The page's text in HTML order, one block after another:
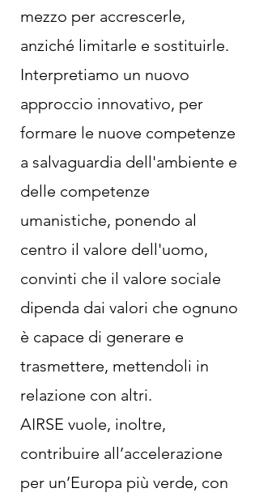
mezzo per accrescerle,
anziché limitarle e sostituirle.
Interpretiamo un nuovo
approccio innovativo, per
formare le nuove competenze
a salvaguardia dell'ambiente e
delle competenze
umanistiche, ponendo al
centro il valore dell'uomo,
convinti che il valore sociale
dipenda dai valori che ognuno
è capace di generare e
trasmettere, mettendoli in
relazione con altri.
AIRSE vuole, inoltre,
contribuire all’accelerazione
per un’Europa più verde, con